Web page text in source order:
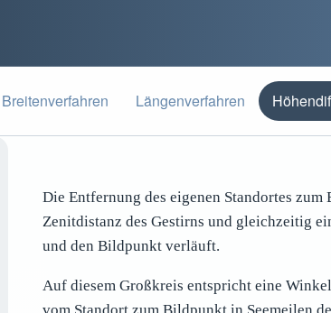
Breitenverfahren Längenverfahren
Die Entfernung des eigenen Standortes
Zenitdistanz des Gestirns und gleichzeitig
und den Bildpunkt verläuft.
Auf diesem Großkreis entspricht eine